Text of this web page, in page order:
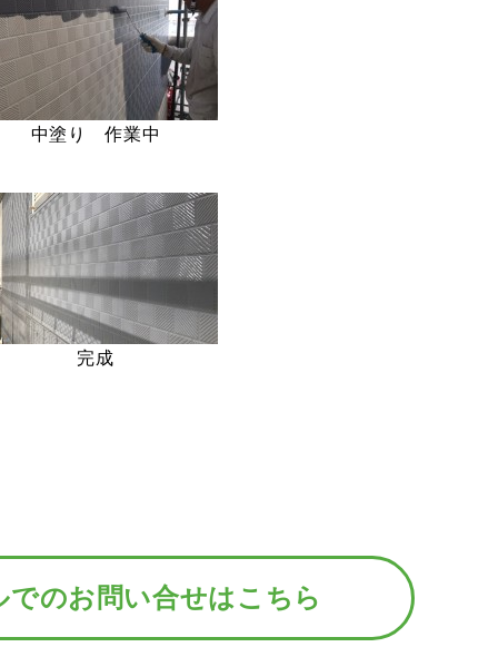
中塗り 作業中
完成
でのお問い合せはこちら